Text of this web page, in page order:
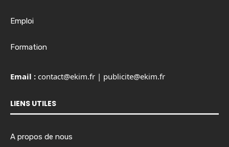
Emploi
Formation
Email : contact@ekim.fr | publicite@ekim.fr
LIENS UTILES
A propos de nous